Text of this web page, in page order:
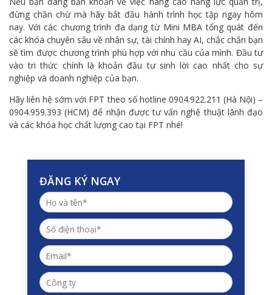
đừng chần chừ mà hãy bắt đầu hành trình học tập ngay hôm
nay. Với các chương trình đa dạng từ Mini MBA tổng quát đến
các khóa chuyên sâu về nhân sự, tài chính hay AI, chắc chắn bạn
sẽ tìm được chương trình phù hợp với nhu cầu của mình. Đầu tư
vào tri thức chính là khoản đầu tư sinh lời cao nhất cho sự
nghiệp và doanh nghiệp của bạn.
Hãy liên hệ sớm với FPT theo số hotline 0904.922.211 (Hà Nội) –
0904.959.393 (HCM) để nhận được tư vấn nghệ thuật lãnh đạo
và các khóa học chất lượng cao tại FPT nhé!
ĐĂNG KÝ NGAY